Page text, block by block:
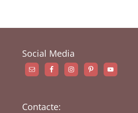
Social Media
Contacte: